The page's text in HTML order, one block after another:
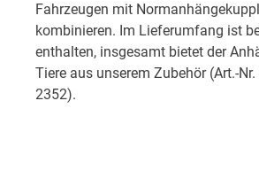
Fahrzeugen mit
kombinieren. Im Lieferumfang ist
enthalten, insgesamt bietet der
Tiere aus unserem Zubehör (Art.-
2352).